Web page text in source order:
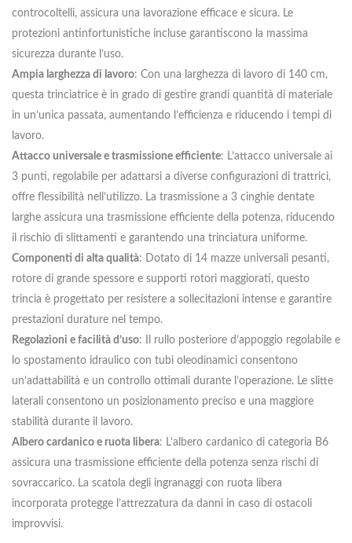
controcoltelli, assicura una lavorazione efficace e sicura. Le
protezioni antinfortunistiche incluse garantiscono la massima
sicurezza durante l’uso.
Ampia larghezza di lavoro: Con una larghezza di lavoro di 140 cm,
questa trinciatrice è in grado di gestire grandi quantità di materiale
in un’unica passata, aumentando l’efficienza e riducendo i tempi di
lavoro.
Attacco universale e trasmissione efficiente: L’attacco universale ai
3 punti, regolabile per adattarsi a diverse configurazioni di trattrici,
offre flessibilità nell’utilizzo. La trasmissione a 3 cinghie dentate
larghe assicura una trasmissione efficiente della potenza, riducendo
il rischio di slittamenti e garantendo una trinciatura uniforme.
Componenti di alta qualità: Dotato di 14 mazze universali pesanti,
rotore di grande spessore e supporti rotori maggiorati, questo
trincia è progettato per resistere a sollecitazioni intense e garantire
prestazioni durature nel tempo.
Regolazioni e facilità d’uso: Il rullo posteriore d’appoggio regolabile e
lo spostamento idraulico con tubi oleodinamici consentono
un’adattabilità e un controllo ottimali durante l’operazione. Le slitte
laterali consentono un posizionamento preciso e una maggiore
stabilità durante il lavoro.
Albero cardanico e ruota libera: L’albero cardanico di categoria B6
assicura una trasmissione efficiente della potenza senza rischi di
sovraccarico. La scatola degli ingranaggi con ruota libera
incorporata protegge l’attrezzatura da danni in caso di ostacoli
improvvisi.